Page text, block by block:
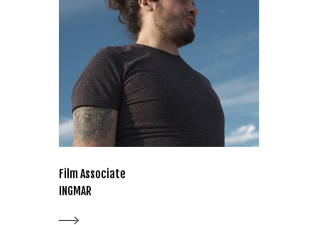
Film Associate
INGMAR